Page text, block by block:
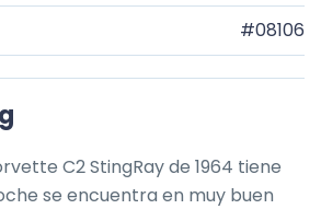
#08106
C2 StingRay de 1964 tiene
se encuentra en muy buen